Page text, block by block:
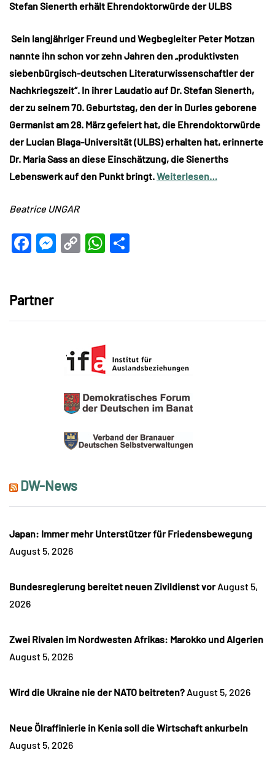
Stefan Sienerth erhält Ehrendoktorwürde der ULBS
Sein langjähriger Freund und Wegbegleiter Peter Motzan
nannte ihn schon vor zehn Jahren den „produktivsten
siebenbürgisch-deutschen Literaturwissenschaftler der
Nachkriegszeit“. In ihrer Laudatio auf Dr. Stefan Sienerth,
der zu seinem 70. Geburtstag, den der in Durles geborene
Germanist am 28. März gefeiert hat, die Ehrendoktorwürde
der Lucian Blaga-Universität (ULBS) erhalten hat, erinnerte
Dr. Maria Sass an diese Einschätzung, die Sienerths
Lebenswerk auf den Punkt bringt.Weiterlesen…
Beatrice UNGAR
Facebook
Messenger
CopyWhatsApp
Partner
DW-News
Japan: Immer mehr Unterstützer für Friedensbewegung
August 5, 2026
Bundesregierung bereitet neuen Zivildienst vor August 5,
2026
Zwei Rivalen im Nordwesten Afrikas: Marokko und Algerien
August 5, 2026
Wird die Ukraine nie der NATO beitreten? August 5, 2026
Neue Ölraffinierie in Kenia soll die Wirtschaft ankurbeln
August 5, 2026